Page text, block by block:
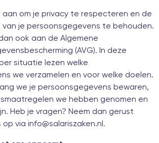
aan om je privacy te respecteren en de
van je persoonsgegevens te behouden.
ook aan de Algemene
(AVG). In deze
situatie lezen welke
we verzamelen en voor welke doelen.
we je persoonsgegevens bewaren,
we hebben genomen en
Heb je vragen? Neem dan gerust
via info@salariszaken.nl.